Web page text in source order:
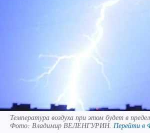
Температура воздуха при этом будет в
Фото: Владимир ВЕЛЕНГУРИН. Перейти в